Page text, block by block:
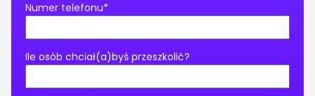
Numer telefonu*
Ile osób chciał(a)byś przeszkolić?